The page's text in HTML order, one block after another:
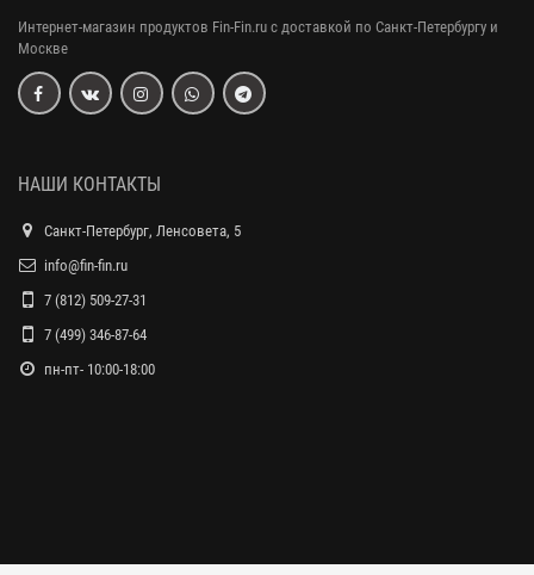
Интернет-магазин продуктов Fin-Fin.ru с доставкой по Санкт-Петербургу и
Москве
НАШИ КОНТАКТЫ
Санкт-Петербург, Ленсовета, 5
info@fin-fin.ru
7 (812) 509-27-31
7 (499) 346-87-64
пн-пт- 10:00-18:00